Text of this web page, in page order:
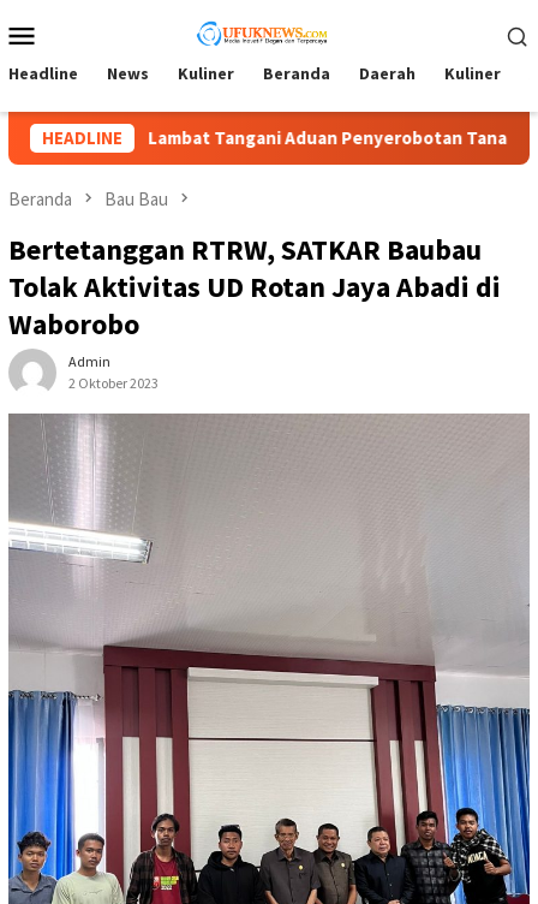
ke
kontenMobile
Headline News Kuliner Beranda Daerah Kuliner
HEADLINE
Lambat Tangani Aduan Penyerobotan Tanah, Tim Kuasa Hukum
Beranda Bau Bau
Bertetanggan RTRW, SATKAR Baubau
Tolak Aktivitas UD Rotan Jaya Abadi di
Waborobo
Admin
2 Oktober 2023